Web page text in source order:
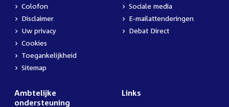
Colofon
Disclaimer
Uw privacy
Cookies
Toegankelijkheid
Sitemap
Sociale media
E-mailattenderingen
Debat Direct
Ambtelijke
ondersteuning
Links